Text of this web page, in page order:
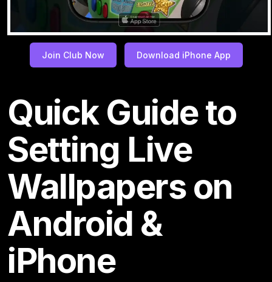
Join Club Now Download iPhone App
Quick Guide to
Setting Live
Wallpapers on
Android &
iPhone